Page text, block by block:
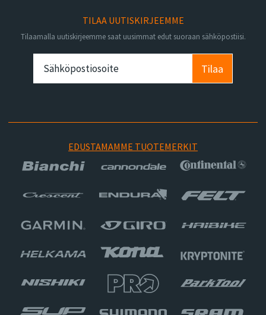
TILAA UUTISKIRJEEMME
Tilaamalla uutiskirjeemme saat uusimmat edut suoraan sähköpostiisi.
Tilaa
EDUSTAMAMME TUOTEMERKIT